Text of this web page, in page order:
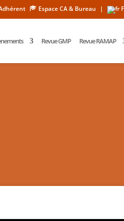
Espace CA & Bureau |
Revue GMP Revue RAMAP